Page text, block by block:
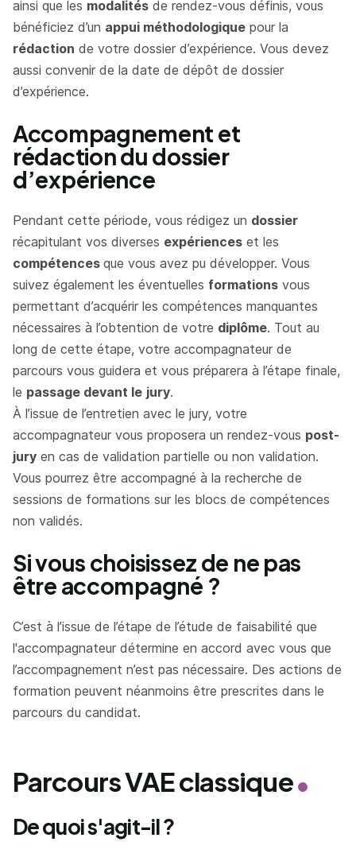
ainsi que les modalités de rendez-vous définis, vous
bénéficiez d’un appui méthodologique pour la
rédaction de votre dossier d’expérience. Vous devez
aussi convenir de la date de dépôt de dossier
d’expérience.
Accompagnement et
rédaction du dossier
d’expérience
Pendant cette période, vous rédigez un dossier
récapitulant vos diverses expériences et les
compétences que vous avez pu développer. Vous
suivez également les éventuelles formations vous
permettant d’acquérir les compétences manquantes
nécessaires à l’obtention de votre diplôme. Tout au
long de cette étape, votre accompagnateur de
parcours vous guidera et vous préparera à l’étape finale,
le passage devant le jury.
À l’issue de l’entretien avec le jury, votre
accompagnateur vous proposera un rendez-vous post-
jury en cas de validation partielle ou non validation.
Vous pourrez être accompagné à la recherche de
sessions de formations sur les blocs de compétences
non validés.
Si vous choisissez de ne pas
être accompagné ?
C’est à l’issue de l’étape de l’étude de faisabilité que
l'accompagnateur détermine en accord avec vous que
l’accompagnement n’est pas nécessaire. Des actions de
formation peuvent néanmoins être prescrites dans le
parcours du candidat.
Parcours VAE classique
De quoi s'agit-il ?